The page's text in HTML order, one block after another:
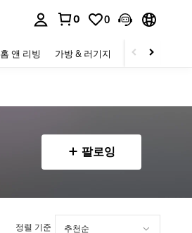
0 0
홈 앤 리빙 가방 & 러기지 스포츠 & 아웃
팔로잉
정렬 기준